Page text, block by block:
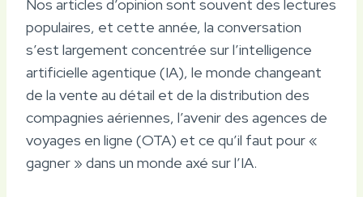
Nos articles d’opinion sont souvent des lectures
populaires, et cette année, la conversation
s’est largement concentrée sur l’intelligence
artificielle agentique (IA), le monde changeant
de la vente au détail et de la distribution des
compagnies aériennes, l’avenir des agences de
voyages en ligne (OTA) et ce qu’il faut pour «
gagner » dans un monde axé sur l’IA.